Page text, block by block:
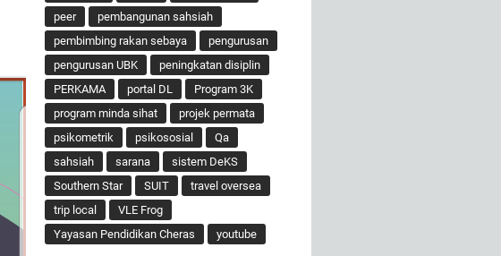
peer
pembangunan sahsiah
pembimbing rakan sebaya
pengurusan
pengurusan UBK
peningkatan disiplin
PERKAMA
portal DL
Program 3K
program minda sihat
projek permata
psikometrik
psikososial
Qa
sahsiah
sarana
sistem DeKS
Southern Star
SUIT
travel oversea
trip local
VLE Frog
Yayasan Pendidikan Cheras
youtube